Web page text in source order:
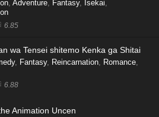
Adventure Fantasy, Isekai
6.85
wa Tensei shitemo Kenka ga Shitai
, Fantasy, Reincarnation Romance
6.88
Animation Uncen